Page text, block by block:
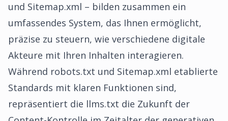
und Sitemap.xml – bilden zusammen ein
umfassendes System, das Ihnen ermöglicht,
präzise zu steuern, wie verschiedene digitale
Akteure mit Ihren Inhalten interagieren.
Während robots.txt und Sitemap.xml etablierte
Standards mit klaren Funktionen sind,
repräsentiert die llms.txt die Zukunft der